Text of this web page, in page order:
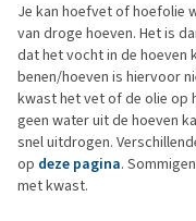
Je kan hoefvet of hoefolie
van droge hoeven. Het is
dat het vocht in de hoeven
benen/hoeven is hiervoor
kwast het vet of de olie op
geen water uit de hoeven
snel uitdrogen.
op deze pagina.
met kwast.